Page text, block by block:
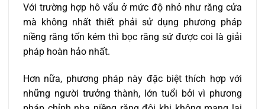
Với trường hợp hô vẩu ở mức độ nhỏ như răng cửa
mà không nhất thiết phải sử dụng phương pháp
niềng răng tốn kém thì bọc răng sứ được coi là giải
pháp hoàn hảo nhất.
Hơn nữa, phương pháp này đặc biệt thích hợp với
những người trưởng thành, lớn tuổi bởi vì phương